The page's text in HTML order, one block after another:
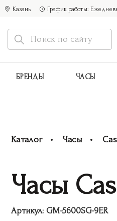
Казань График работы:
БРЕНДЫ ЧАСЫ
Каталог Часы
Часы
Артикул: GM-5600SG-9ER